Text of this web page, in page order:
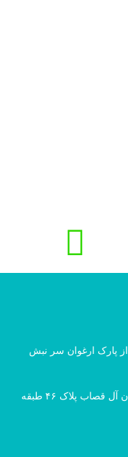
پارک ارغوان سر نبش
آدرس مطب تهرانپارس : میدان رهبر خیابان آل قصاب پلاک ۴۶ طبقه